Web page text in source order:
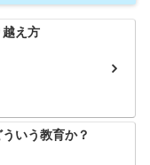
え方
いう教育か？